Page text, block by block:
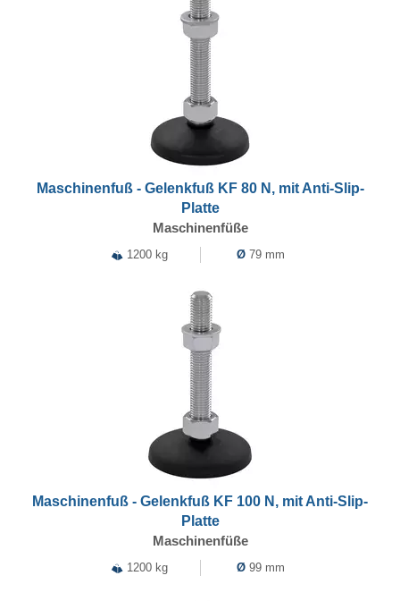
Maschinenfuß - Gelenkfuß KF 80 N, mit Anti-Slip-
Platte
Maschinenfüße
1200 kg Ø 79 mm
Maschinenfuß - Gelenkfuß KF 100 N, mit Anti-Slip-
Platte
Maschinenfüße
1200 kg Ø 99 mm